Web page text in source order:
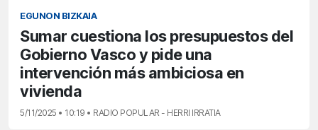
EGUNON BIZKAIA
Sumar cuestiona los presupuestos del
Gobierno Vasco y pide una
intervención más ambiciosa en
vivienda
5/11/2025 • 10:19 • RADIO POPULAR - HERRI IRRATIA